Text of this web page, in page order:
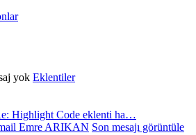
Eklentiler
Highlight Code eklenti ha…
Emre ARIKAN Son mesajı görüntüle